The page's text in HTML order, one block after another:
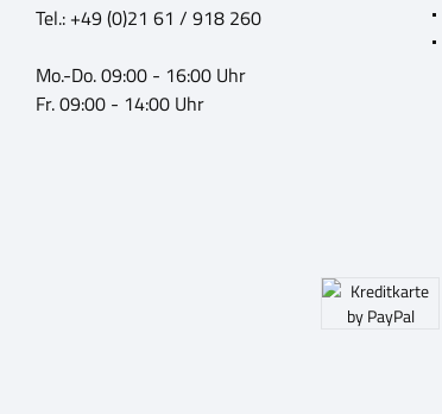
Tel.: +49 (0)21 61 / 918 260
Mo.-Do. 09:00 - 16:00 Uhr
Fr. 09:00 - 14:00 Uhr